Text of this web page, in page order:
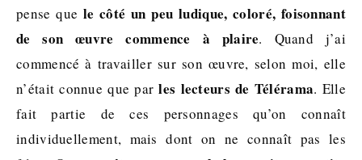
pense que le côté un peu ludique, coloré, foisonnant
de son œuvre commence à plaire. Quand j’ai
commencé à travailler sur son œuvre, selon moi, elle
n’était connue que parles lecteurs de Télérama. Elle
fait partie de ces personnages qu’on connaît
individuellement, mais dont on ne connaît pas les